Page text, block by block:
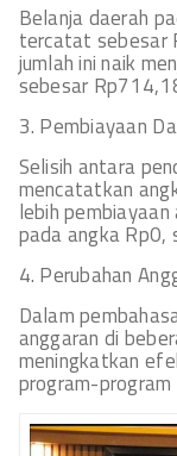
Belanja daerah
tercatat sebesar
jumlah ini naik
sebesar
3. Pembiayaan
Selisih antara
mencatatkan
lebih
pada angka Rp0,
4. Perubahan
Dalam
anggaran di
meningkatkan
program-